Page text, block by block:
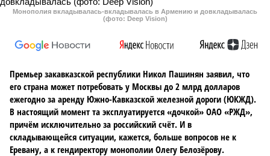
Монополия вкладывалась-вкладывалась в Армению и довкладывалась
(фото: Deep Vision)
Премьер закавказской республики Никол Пашинян заявил, что
его страна может потребовать у Москвы до 2 млрд долларов
ежегодно за аренду Южно-Кавказской железной дороги (ЮКЖД).
В настоящий момент та эксплуатируется «дочкой» ОАО «РЖД»,
причём исключительно за российский счёт. И в
складывающейся ситуации, кажется, больше вопросов не к
Еревану, а к гендиректору монополии Олегу Белозёрову.